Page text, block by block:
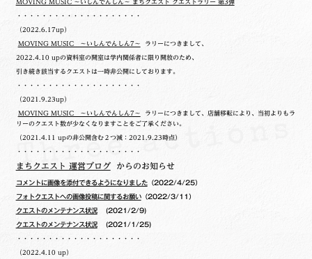
MOVING MUSIC ～いしんでんしん～ まちクエスト クエストラリー 第3弾
・・・・・・・・・・・・・・・・・・・・
（2022.6.17up）
MOVING MUSIC ～いしんでんしん7～ ラリーにつきまして、
2022.4.10 upの資料室の開室は学内関係者に限り開放のため、
引き続き該当するクエストは一時非公開にしております。
・・・・・・・・・・・・・・・・・・・・
（2021.9.23up）
MOVING MUSIC ～いしんでんしん7～ ラリーにつきまして、店舗移転により、当初よりもラ
リーのクエスト数が少なくなりますことをご了承ください。
（2021.4.11 upの非公開含む２つ減：2021.9.23時点）
・・・・・・・・・・・・・・・・・・・・
まちクエスト 運営ブログからのお知らせ
コメントに画像を添付できるようになりました（2022/4/25）
フォトクエストへの画像投稿に関するお願い（2022/3/11）
クエストのメンテナンス状況(2021/2/9)
クエストのメンテナンス状況(2021/1/25)
・・・・・・・・・・・・・・・・・・・・
（2022.4.10 up）